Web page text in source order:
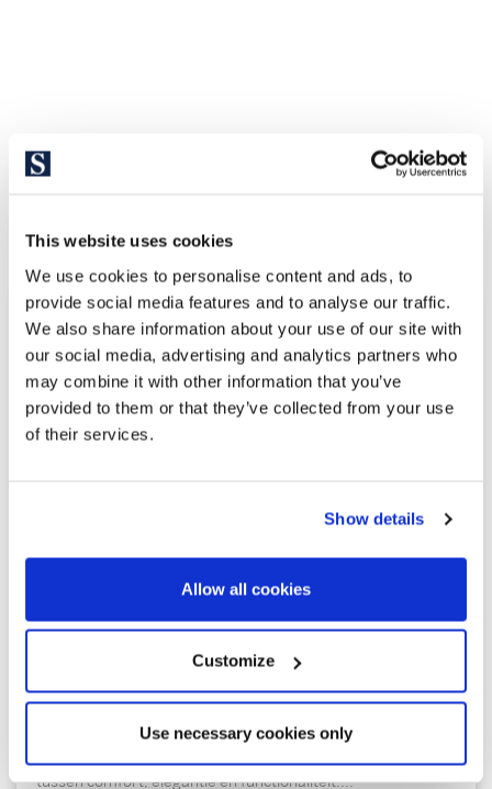
This website uses cookies
We use cookies to personalise content and ads, to
provide social media features and to analyse our traffic.
We also share information about your use of our site with
our social media, advertising and analytics partners who
may combine it with other information that you’ve
provided to them or that they’ve collected from your use
of their services.
Show details
Allow all cookies
Customize
Use necessary cookies only
eigendommen
Duplex in de urbanisatie Casas del Mar.
Ontdek deze indrukwekkende, volledig gerenoveerde duplex
woning valt op door het spectaculaire terras van 93 m² met
panoramisch uitzicht op zee en biedt de perfecte balans
tussen comfort, elegantie en functionaliteit....